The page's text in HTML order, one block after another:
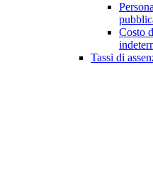
Costo
Tassi di